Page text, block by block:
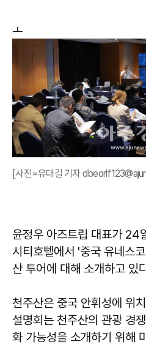
ㅗ
[사진=유대길 기자
윤정우 아즈트립 대표가 24
시티호텔에서 '중국 유네스
산 투어에 대해 소개하고 있
천주산은 중국 안휘성에 위
설명회는 천주산의 관광 경
화 가능성을 소개하기 위